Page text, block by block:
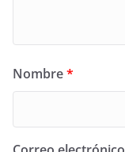
Nombre*